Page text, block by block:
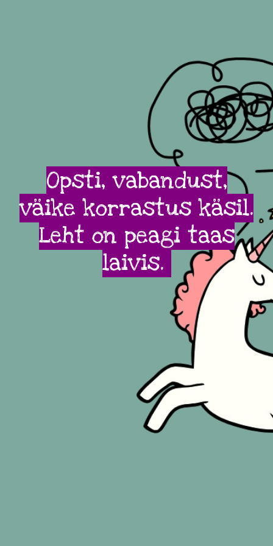
Opsti, vabandust,
väike korrastus käsil.
Leht on peagi taas
laivis.